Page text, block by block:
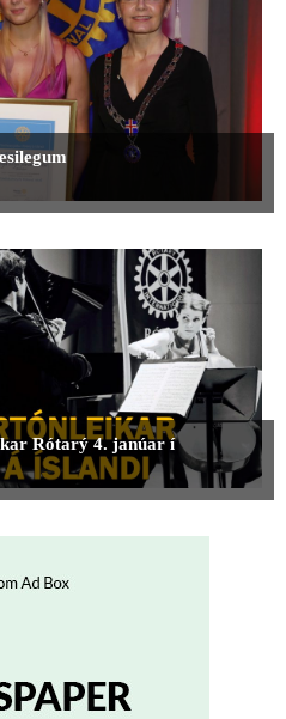
Rótarý 4. janúar í